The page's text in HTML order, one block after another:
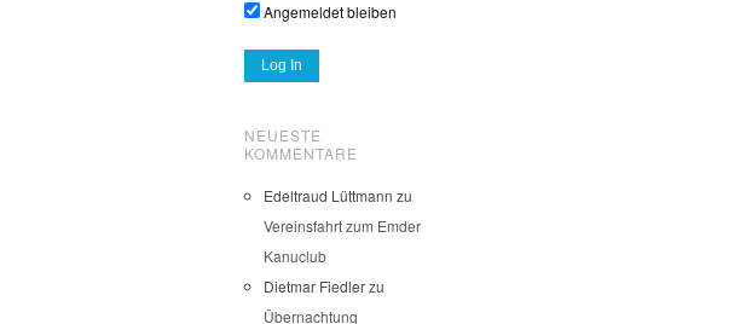
Angemeldet bleiben
NEUESTE
KOMMENTARE
Edeltraud Lüttmann zu
Vereinsfahrt zum Emder
Kanuclub
Dietmar Fiedlerzu
Übernachtung